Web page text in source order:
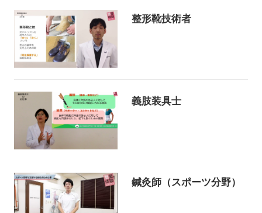
整形靴技術者
義肢装具士
鍼灸師（スポーツ分野）